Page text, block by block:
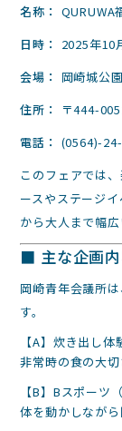
名称： QURUWA
日時：
2025年10
会場：
岡崎城公
住所：
〒444-
電話： (0564)-
このフェアでは
ースやステージ
から大人まで幅広
■ 主な企画
岡崎青年会議所
す。
【A】炊き出し体
非常時の食の大
【B】Bスポーツ
体を動かしながら